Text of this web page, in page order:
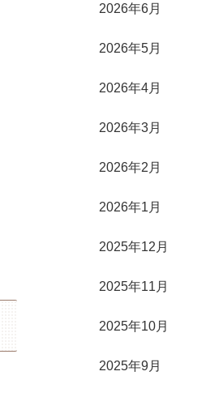
2026年6月
2026年5月
2026年4月
2026年3月
2026年2月
2026年1月
2025年12月
2025年11月
2025年10月
2025年9月